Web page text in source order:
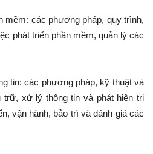
mềm: các phương pháp, quy trình,
phát triển phần mềm, quản lý các
tin: các phương pháp, kỹ thuật và
trữ, xử lý thông tin và phát hiện tri
vận hành, bảo trì và đánh giá các